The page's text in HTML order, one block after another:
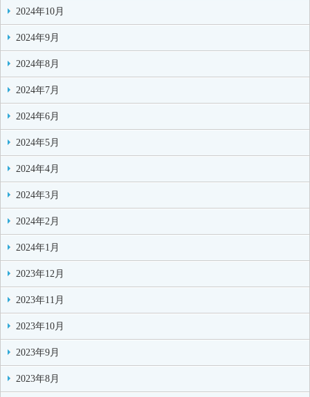
2024年10月
2024年9月
2024年8月
2024年7月
2024年6月
2024年5月
2024年4月
2024年3月
2024年2月
2024年1月
2023年12月
2023年11月
2023年10月
2023年9月
2023年8月